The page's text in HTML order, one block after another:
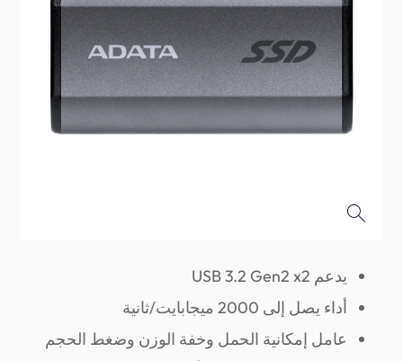
يدعم USB 3.2 Gen2 x2
أداء يصل إلى 2000 ميجابايت/ثانية
عامل إمكانية الحمل وخفة الوزن وضغط الحجم